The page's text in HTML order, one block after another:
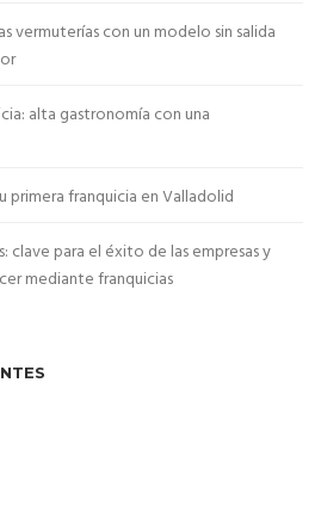
vermuterías con un modelo sin salida
alta gastronomía con una
primera franquicia en Valladolid
clave para el éxito de las empresas y
mediante franquicias